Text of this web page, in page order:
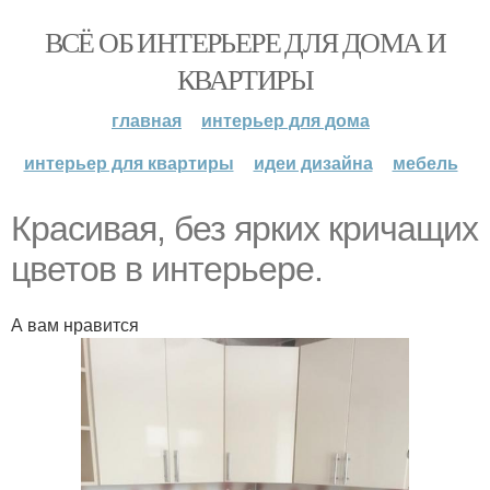
ВСЁ ОБ ИНТЕРЬЕРЕ ДЛЯ ДОМА И
КВАРТИРЫ
главная
интерьер для дома
интерьер для квартиры
идеи дизайна мебель
Красивая, без ярких кричащих
цветов в интерьере.
А вам нравится